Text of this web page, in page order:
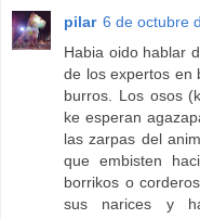
pilar 6 de octubre
Habia oido hablar
de los expertos en
burros. Los osos
ke esperan
las zarpas del
que embisten
borrikos o
sus narices y